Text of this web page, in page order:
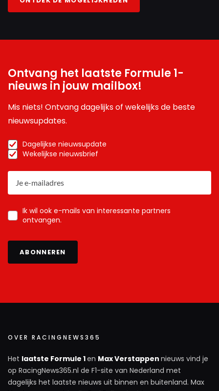
Ontvang het laatste Formule 1-
nieuws in jouw mailbox!
Mis niets! Ontvang dagelijks of wekelijks de beste
nieuwsupdates.
Dagelijkse nieuwsupdate
Wekelijkse nieuwsbrief
Ik wil ook e-mails van interessante partners
ontvangen.
ABONNEREN
OVER RACINGNEWS365
Het laatste Formule 1en Max Verstappen nieuws vind je
op RacingNews365.nl de F1-site van Nederland met
dagelijks het laatste nieuws uit binnen en buitenland. Max